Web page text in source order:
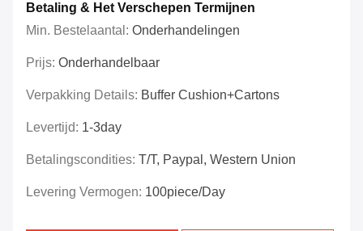
Betaling & Het Verschepen Termijnen
Min. Bestelaantal: Onderhandelingen
Prijs: Onderhandelbaar
Verpakking Details: Buffer Cushion+Cartons
Levertijd: 1-3day
Betalingscondities: T/T, Paypal, Western Union
Levering Vermogen: 100piece/day